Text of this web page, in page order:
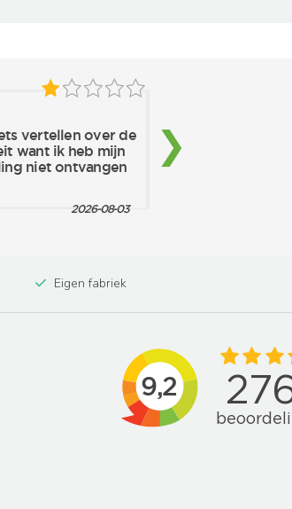
Eigen fabriek